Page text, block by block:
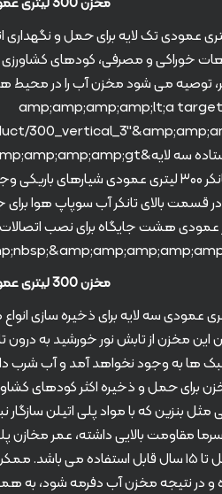
۳۰۰ لیتری عمودی تک لایه برای حمل و
خوراکی و مصرفی، کودهای
توصیه می شود مخزن آب را در محیط
&amp;amp;amp;amp;lt;a
کنید. بر روی تانکر ۳۰۰ لیتری عمودی
قسمت بالای تانکر آب سوپاپ هوا
عمودی هشت جایگاه برای نصب
مخزن 300 لیتری عمودی سه لایه
۳۰۰ لیتری عمودی سه لایه برای ذخیره
این مخزن از تابش نور خورشید به
ها به وجود نخواهد آمد و آب شرب
برای حمل و ذخیره اکثر کودهای
مثل بنزین که با مواد پلی اتیلن
مقاومت بالایی داشته، عمر مخازن
مطلوب حداقل تا ۱۵ سال قابل استفاده
و در نتیجه مخزن آب دفرمه شود، به